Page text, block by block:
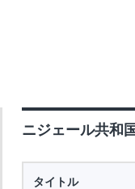
ニジェール共和
タイトル